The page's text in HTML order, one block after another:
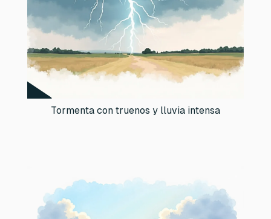
Tormenta con truenos y lluvia intensa